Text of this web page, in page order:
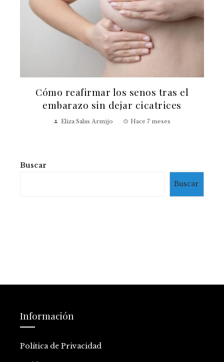
Cómo reafirmar los senos tras el
embarazo sin dejar cicatrices
Eliza Salas Armijo Hace 7 meses
Buscar
Buscar
Información
Política de Privacidad